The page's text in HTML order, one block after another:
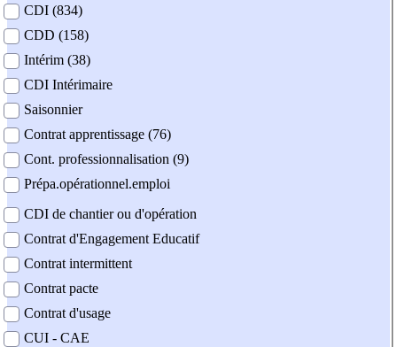
contrat
CDI (834)
CDD (158)
Intérim (38)
CDI Intérimaire
Saisonnier
Contrat apprentissage (76)
Cont. professionnalisation (9)
Prépa.opérationnel.emploi
CDI de chantier ou d'opération
Contrat d'Engagement Educatif
Contrat intermittent
Contrat pacte
Contrat d'usage
CUI - CAE